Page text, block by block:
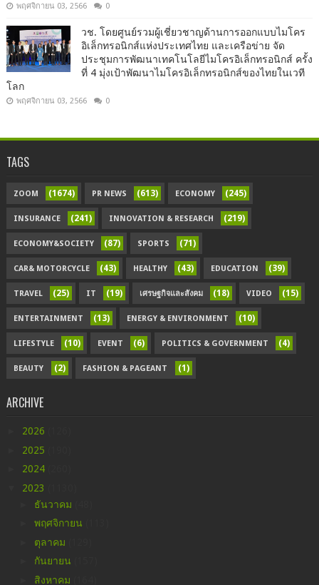
พฤศจิกายน 03, 2566 0
วช. โดยศูนย์รวมผู้เชี่ยวชาญด้านการออกแบบไมโคร
อิเล็กทรอนิกส์แห่งประเทศไทย และเครือข่าย จัด
ประชุมการพัฒนาเทคโนโลยีไมโครอิเล็กทรอนิกส์ ครั้ง
ที่ 4 มุ่งเป้าพัฒนาไมโครอิเล็กทรอนิกส์ของไทยในเวที
โลก
พฤศจิกายน 03, 2566 0
TAGS
ZOOM (1674) PR NEWS (613) ECONOMY (245)
INSURANCE (241) INNOVATION & RESEARCH (219)
ECONOMY&SOCIETY (87) SPORTS (71)
CAR& MOTORCYCLE (43) HEALTHY (43) EDUCATION (39)
TRAVEL (25) IT (19) เศรษฐกิจและสังคม (18) VIDEO (15)
ENTERTAINMENT (13) ENERGY & ENVIRONMENT (10)
LIFESTYLE (10) EVENT (6) POLITICS & GOVERNMENT (4)
BEAUTY (2) FASHION & PAGEANT (1)
ARCHIVE
2026
2025
2024
2023
ธันวาคม
พฤศจิกายน
ตุลาคม
กันยายน
สิงหาคม